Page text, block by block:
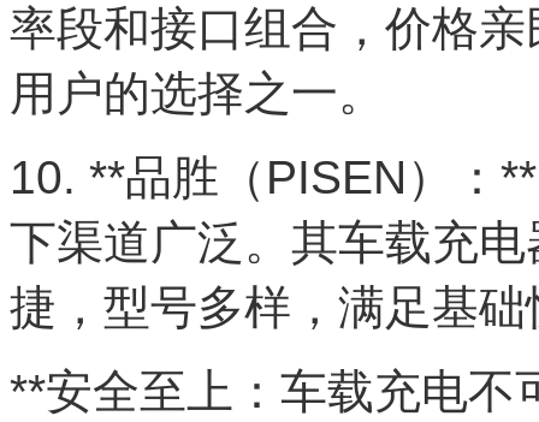
率段和接口组合，价格
用户的选择之一。
10. **品胜（PISEN）：
下渠道广泛。其车载充
捷，型号多样，满足基
**安全至上：车载充电不